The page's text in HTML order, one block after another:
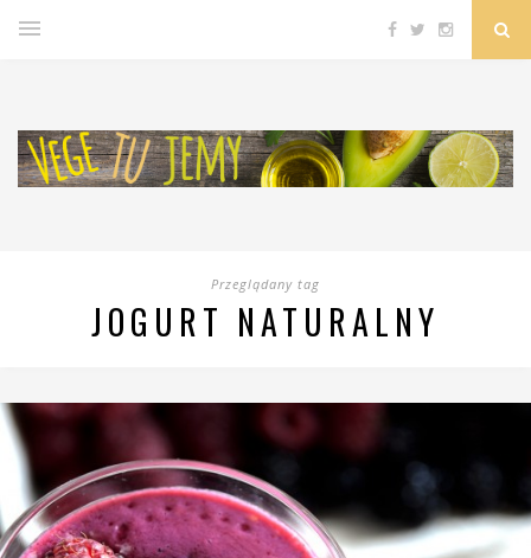
Przeglądany tag
JOGURT NATURALNY